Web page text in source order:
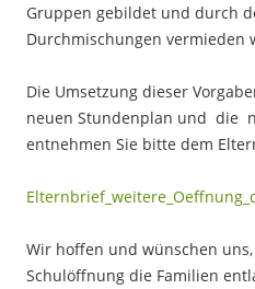
Gruppen gebildet und durch
Durchmischungen vermieden
Die Umsetzung dieser
neuen Stundenplan und die
entnehmen Sie bitte dem
Wir hoffen und wünschen
Schulöffnung die Familien